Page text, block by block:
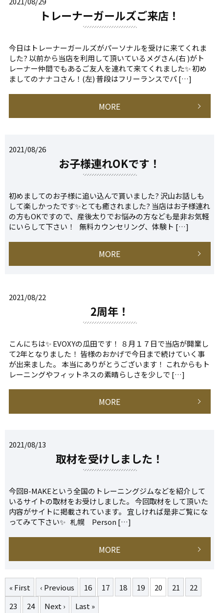
トレーナーガールズご来店！
今日はトレーナーガールズがパーソナルを受けに来てくれま
した? 以前から当店を利用して頂いているメグさん(右 )がト
レーナー仲間でもあるご友人を連れて来てくれました✨ 初め
ましてのナナコさん！(左) 普段はフリーランスでパ […]
MORE
2021/08/26
お子様連れOKです！
初めましてのお子様に追い込んで貰いました? 沢山お話しも
して楽しかったです✨とても癒されました? 当店はお子様連れ
の方もOKですので、産後太りでお悩みの方なども是非お気軽
にいらして下さい！ 無料カウンセリング、体験ト […]
MORE
2021/08/22
2周年！
こんにちは✨ EVOXYの瓜田です！ ８月１７日で当店が開業し
て2年となりました！ 皆様のおかげで今日まで続けていく事
が出来ました。 本当にありがとうございます！ これからもト
レーニングやフィットネスの素晴らしさを少しで […]
MORE
2021/08/13
取材を受けしました！
今回B-MAKEという全国のトレーニングジムなどを紹介して
いるサイトの取材をお受けしました。 今回取材をして頂いた
内容がサイトに掲載されています。 宜しければ是非ご覧にな
ってみて下さい✨ 札幌 Person […]
MORE
« First ‹ Previous 16 17 18 19 20 21
22
23
24 Next › Last »